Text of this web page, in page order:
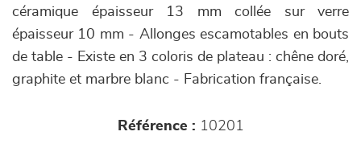
céramique épaisseur 13 mm collée sur verre
épaisseur 10 mm - Allonges escamotables en bouts
de table - Existe en 3 coloris de plateau : chêne doré,
graphite et marbre blanc - Fabrication française.
Référence : 10201